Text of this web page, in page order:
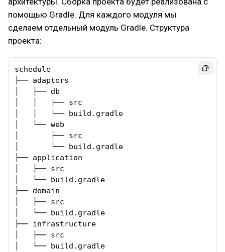
помощью Gradle. Для каждого модуля мы
сделаем отдельный модуль Gradle. Структура
проекта:
schedule
├── adapters
│   ├── db
│   │   ├── src
│   │   └── build.gradle
│   └── web
│       ├── src
│       └── build.gradle
├── application
│   ├── src
│   └── build.gradle
├── domain
│   ├── src
│   └── build.gradle
├── infrastructure
│   ├── src
│   └── build.gradle